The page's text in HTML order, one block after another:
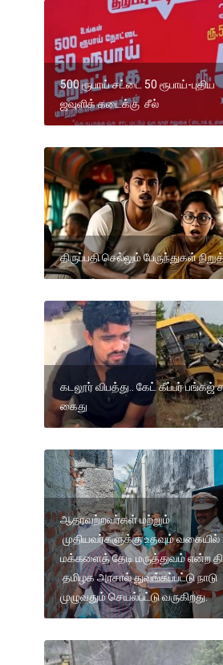
500 ரூபாய் சட்டை 50 ரூபாய்-புதிய
ஜவுளிக் கடைக்கு சீல்
திருப்பதி செல்லும் பேருந்துகள்
கடலூர் விபத்து.. கேட் கீப்பர் பங்கஜ்
கைது
ஆதரவற்றவர்கள் மற்றும்
முதியவர்களுக்கு உதவும் வகையில்
மக்களைத் தேடி மருத்துவம் என்ற
தமிழக அரசால் துவங்கப்பட்டு நாடு
முழுவதும் செயல்பட்டு வருகிறது.